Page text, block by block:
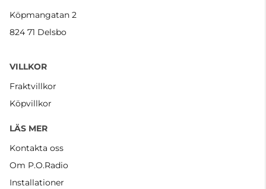
Köpmangatan 2
824 71 Delsbo
VILLKOR
Fraktvillkor
Köpvillkor
LÄS MER
Kontakta oss
Om P.O.Radio
Installationer